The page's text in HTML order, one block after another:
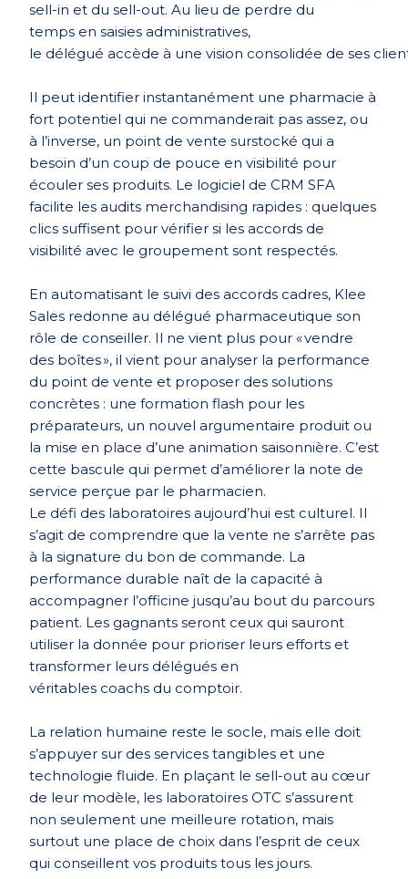
sell-in et du sell-out. Au lieu de perdre du
temps en saisies administratives,
le délégué accède à une vision consolidée de ses
Il peut identifier instantanément une pharmacie à
fort potentiel qui ne commanderait pas assez, ou
à l’inverse, un point de vente surstocké qui a
besoin d’un coup de pouce en visibilité pour
écouler ses produits. Le logiciel de CRM SFA
facilite les audits merchandising rapides : quelques
clics suffisent pour vérifier si les accords de
visibilité avec le groupement sont respectés.
En automatisant le suivi des accords cadres, Klee
Sales redonne au délégué pharmaceutique son
rôle de conseiller. Il ne vient plus pour « vendre
des boîtes », il vient pour analyser la performance
du point de vente et proposer des solutions
concrètes : une formation flash pour les
préparateurs, un nouvel argumentaire produit ou
la mise en place d’une animation saisonnière. C’est
cette bascule qui permet d’améliorer la note de
service perçue par le pharmacien.
Le défi des laboratoires aujourd’hui est culturel. Il
s’agit de comprendre que la vente ne s’arrête pas
à la signature du bon de commande. La
performance durable naît de la capacité à
accompagner l’officine jusqu’au bout du parcours
patient. Les gagnants seront ceux qui sauront
utiliser la donnée pour prioriser leurs efforts et
transformer leurs délégués en
véritables coachs du comptoir.
La relation humaine reste le socle, mais elle doit
s’appuyer sur des services tangibles et une
technologie fluide. En plaçant le sell-out au cœur
de leur modèle, les laboratoires OTC s’assurent
non seulement une meilleure rotation, mais
surtout une place de choix dans l’esprit de ceux
qui conseillent vos produits tous les jours.